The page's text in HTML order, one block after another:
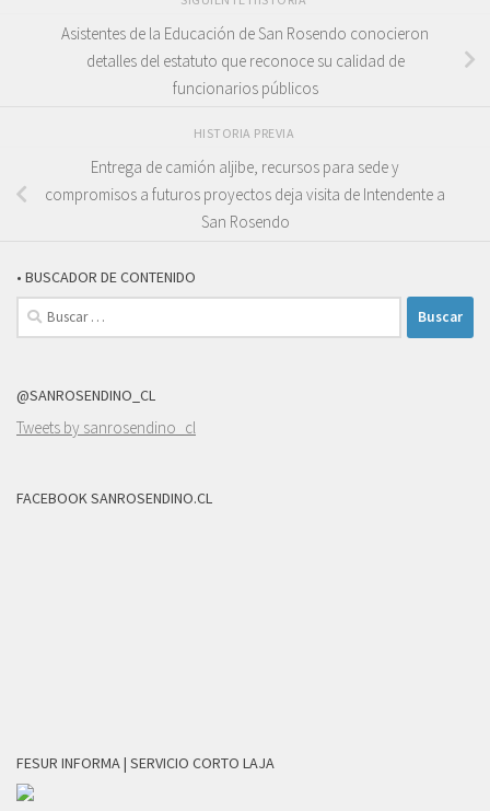
Asistentes de la Educación de San Rosendo conocieron
detalles del estatuto que reconoce su calidad de
funcionarios públicos
HISTORIA PREVIA
Entrega de camión aljibe, recursos para sede y
compromisos a futuros proyectos deja visita de Intendente a
San Rosendo
• BUSCADOR DE CONTENIDO
Buscar:
@SANROSENDINO_CL
Tweets by sanrosendino_cl
FACEBOOK SANROSENDINO.CL
FESUR INFORMA | SERVICIO CORTO LAJA